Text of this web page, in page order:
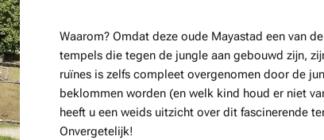
Waarom? Omdat deze oude Mayastad een van
tempels die tegen de jungle aan gebouwd zijn,
ruïnes is zelfs compleet overgenomen door de
beklommen worden (en welk kind houd er niet
heeft u een weids uitzicht over dit fascinerende
Onvergetelijk!